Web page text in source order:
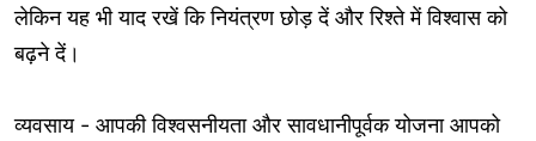
लेकिन यह भी याद रखें कि नियंत्रण छोड़ दें और रिश्ते में विश्वास को
बढ़ने दें।
व्यवसाय - आपकी विश्वसनीयता और सावधानीपूर्वक योजना आपको